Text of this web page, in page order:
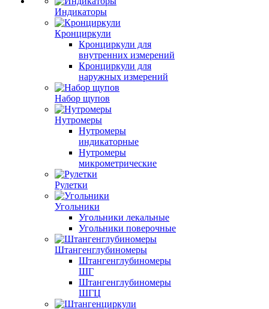
Индикаторы
Кронциркули
Кронциркули для
внутренних измерений
Кронциркули для
наружных измерений
Набор щупов
Нутромеры
Нутромеры
индикаторные
Нутромеры
микрометрические
Рулетки
Угольники
Угольники лекальные
Угольники поверочные
Штангенглубиномеры
Штангенглубиномеры
ШГ
Штангенглубиномеры
ШГЦ